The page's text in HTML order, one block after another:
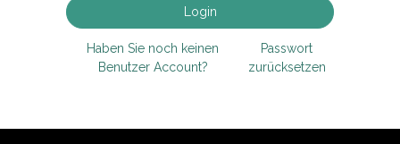
Login
Haben Sie noch keinen
Benutzer Account?
Passwort
zurücksetzen